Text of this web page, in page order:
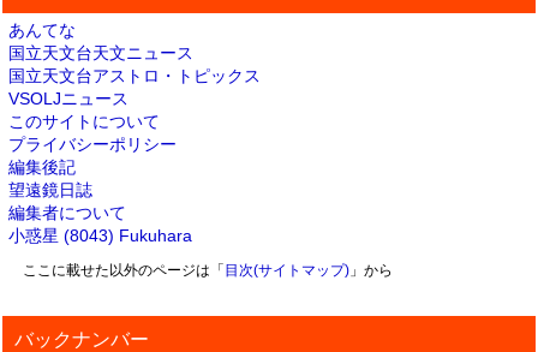
あんてな
国立天文台天文ニュース
国立天文台アストロ・トピックス
VSOLJニュース
このサイトについて
プライバシーポリシー
編集後記
望遠鏡日誌
編集者について
小惑星 (8043) Fukuhara
ここに載せた以外のページは「 目次(サイトマップ)」から
バックナンバー